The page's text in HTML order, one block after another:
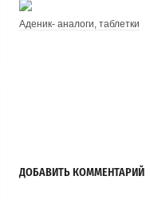
Аденик- аналоги, таблетки
ДОБАВИТЬ КОММЕНТАРИЙ